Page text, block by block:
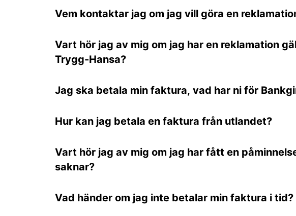
Vem kontaktar jag om jag vill göra en
Vart hör jag av mig om jag har en reklamation
Trygg-Hansa?
Jag ska betala min faktura, vad har ni för
Hur kan jag betala en faktura från utlandet?
Vart hör jag av mig om jag har fått en
saknar?
Vad händer om jag inte betalar min faktura i tid?